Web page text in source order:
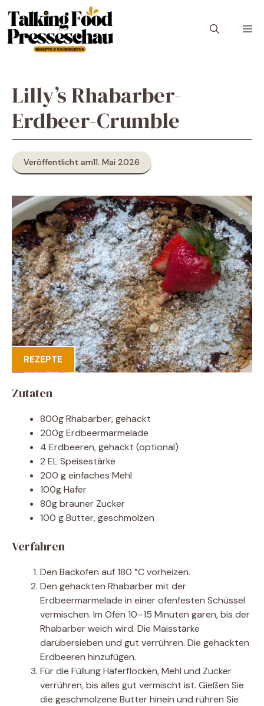
Inhalt
springen
Lilly’s Rhabarber-
Erdbeer-Crumble
Veröffentlicht am11. Mai 2026
REZEPTE
Zutaten
800g Rhabarber, gehackt
200g Erdbeermarmelade
4 Erdbeeren, gehackt (optional)
2 EL Speisestärke
200 g einfaches Mehl
100g Hafer
80g brauner Zucker
100 g Butter, geschmolzen
Verfahren
Den Backofen auf 180 °C vorheizen.
Den gehackten Rhabarber mit der
Erdbeermarmelade in einer ofenfesten Schüssel
vermischen. Im Ofen 10–15 Minuten garen, bis der
Rhabarber weich wird. Die Maisstärke
darübersieben und gut verrühren. Die gehackten
Erdbeeren hinzufügen.
Für die Füllung Haferflocken, Mehl und Zucker
verrühren, bis alles gut vermischt ist. Gießen Sie
die geschmolzene Butter hinein und rühren Sie